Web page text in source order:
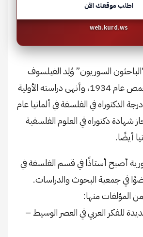
اطلب موقعك الآن
web.kurd.ws
السوريون” وُلِد الفيلسوف
الراحل في مدينة حمص عام 1934، وأنهى دراسته الأولية
الدكتوراه في الفلسفة في ألمانيا عام
حاز شهادة دكتوراه في العلوم الفلسفية
أصبح أستاذًا في قسم الفلسفة في
في جمعية البحوث والدراسات.
المؤلفات منها:
للفكر العربي في العصر الوسيط –